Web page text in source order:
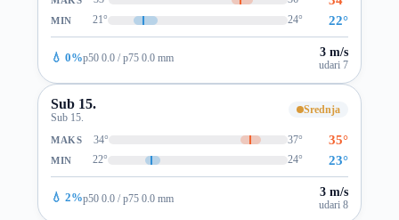
MIN 21° 24° 22°
💧 0%p50 0.0 / p75 0.0 mm 3 m/s
udari 7
Sub 15.
Sub 15.
Srednja
MAKS 34° 37° 35°
MIN 22° 24° 23°
💧 2%p50 0.0 / p75 0.0 mm 3 m/s
udari 8